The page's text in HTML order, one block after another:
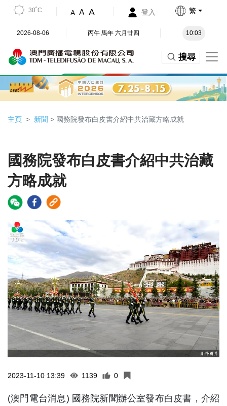
30˚C A A A 登入 繁
2026-08-06 丙午 馬年 六月廿四 10:03
搜尋
主頁 新聞 > 國務院發布白皮書介紹中共治藏方略成就
國務院發布白皮書介紹中共治藏
方略成就
2023-11-10 13:39 1139 0
(澳門電台消息) 國務院新聞辦公室發布白皮書，介紹